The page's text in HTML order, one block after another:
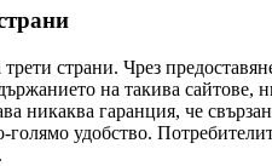
страни. Чрез
на такива
никаква гаранция, че
удобство.